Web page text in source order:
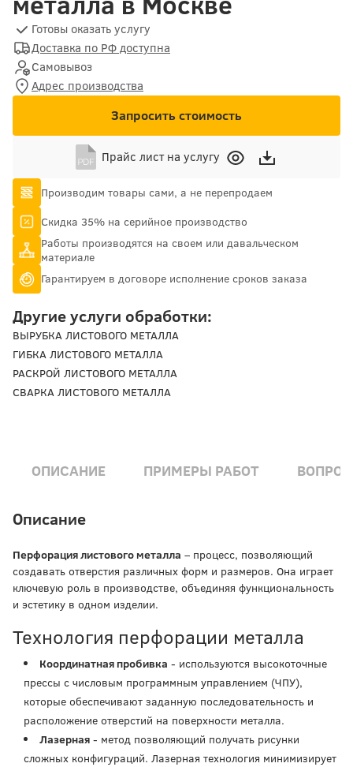
Готовы оказать услугу
Доставка по РФ доступна
Самовывоз
Адрес производства
Запросить стоимость
Прайс лист на услугу
Производим товары сами, а не перепродаем
Скидка 35% на серийное производство
Работы производятся на своем или давальческом
материале
Гарантируем в договоре исполнение сроков заказа
Другие услуги обработки:
ВЫРУБКА ЛИСТОВОГО МЕТАЛЛА
ГИБКА ЛИСТОВОГО МЕТАЛЛА
РАСКРОЙ ЛИСТОВОГО МЕТАЛЛА
СВАРКА ЛИСТОВОГО МЕТАЛЛА
ОПИСАНИЕ ПРИМЕРЫ РАБОТ
Описание
Перфорация листового металла – процесс, позволяющий
создавать отверстия различных форм и размеров. Она играет
ключевую роль в производстве, объединяя функциональность
и эстетику в одном изделии.
Технология перфорации металла
Координатная пробивка - используются высокоточные
прессы с числовым программным управлением (ЧПУ),
которые обеспечивают заданную последовательность и
расположение отверстий на поверхности металла.
Лазерная - метод позволяющий получать рисунки
сложных конфигураций. Лазерная технология минимизирует